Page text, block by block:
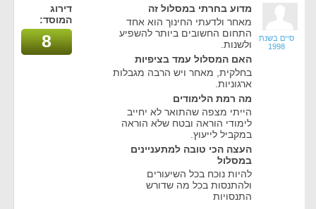
סיים בשנת
1998
מדוע בחרתי במסלול זה
מאחר ולדעתי החינוך הוא אחד
התחום החשובים ביותר להשפיע
ולשנות.
האם המסלול עמד בציפיות
בחלקית, מאחר ויש הרבה מגבלות
ארגוניות.
מה רמת הלימודים
הייתי מצפה שהתואר לא יחייב
לימודי הוראה ובטח שלא הוראה
במקביל לייעוץ.
העצה הכי טובה למתעניינים
במסלול
להיות נוכח בכל השיעורים
ולהתנסות בכל מה שדורש
התנסויות
דירוג
המוסד:
8